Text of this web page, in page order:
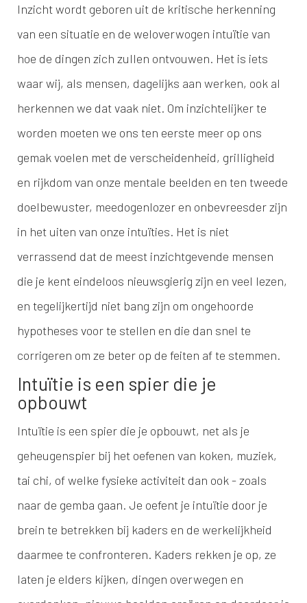
Inzicht wordt geboren uit de kritische herkenning
van een situatie en de weloverwogen intuïtie van
hoe de dingen zich zullen ontvouwen. Het is iets
waar wij, als mensen, dagelijks aan werken, ook al
herkennen we dat vaak niet. Om inzichtelijker te
worden moeten we ons ten eerste meer op ons
gemak voelen met de verscheidenheid, grilligheid
en rijkdom van onze mentale beelden en ten tweede
doelbewuster, meedogenlozer en onbevreesder zijn
in het uiten van onze intuïties. Het is niet
verrassend dat de meest inzichtgevende mensen
die je kent eindeloos nieuwsgierig zijn en veel lezen,
en tegelijkertijd niet bang zijn om ongehoorde
hypotheses voor te stellen en die dan snel te
corrigeren om ze beter op de feiten af te stemmen.
Intuïtie is een spier die je
opbouwt
Intuïtie is een spier die je opbouwt, net als je
geheugenspier bij het oefenen van koken, muziek,
tai chi, of welke fysieke activiteit dan ook - zoals
naar de gemba gaan. Je oefent je intuïtie door je
brein te betrekken bij kaders en de werkelijkheid
daarmee te confronteren. Kaders rekken je op, ze
laten je elders kijken, dingen overwegen en